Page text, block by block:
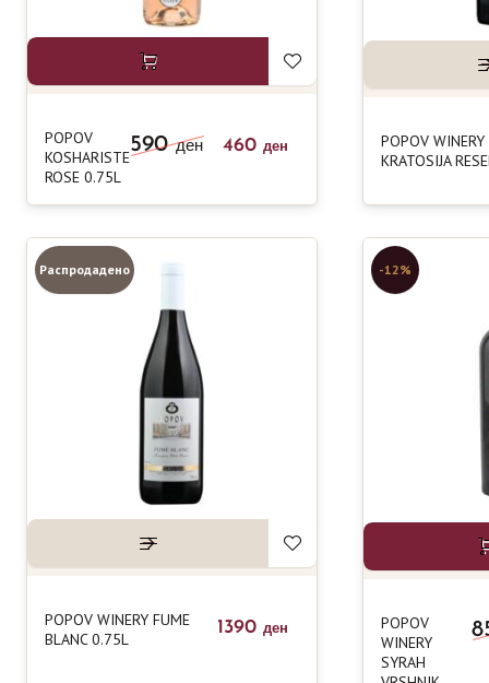
POPOV
KOSHARISTE
ROSE 0.75L
590ден 460 ден
POPOV WINERY
KRATOSIJA
Распродадено
POPOV WINERY FUME
BLANC 0.75L
1390 ден
-12%
POPOV
WINERY
SYRAH